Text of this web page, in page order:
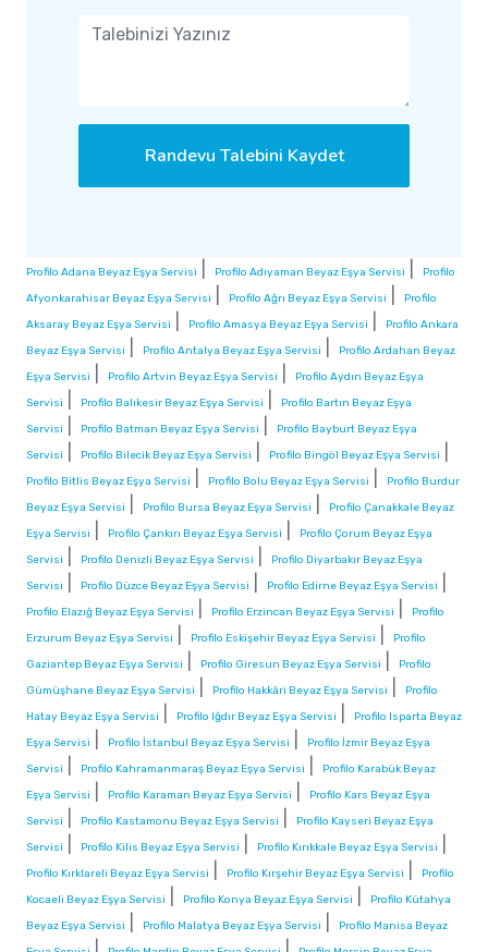
Randevu Talebini Kaydet
Profilo Adana Beyaz Eşya Servisi Profilo Adıyaman Beyaz Eşya Servisi
Profilo
Afyonkarahisar Beyaz Eşya Servisi
Profilo Ağrı Beyaz Eşya Servisi
Profilo
Aksaray Beyaz Eşya Servisi
Profilo Amasya Beyaz Eşya Servisi
Profilo Ankara
Beyaz Eşya Servisi
Profilo Antalya Beyaz Eşya Servisi
Profilo Ardahan Beyaz
Eşya Servisi
Profilo Artvin Beyaz Eşya Servisi
Profilo Aydın Beyaz Eşya
Servisi
Profilo Balıkesir Beyaz Eşya Servisi
Profilo Bartın Beyaz Eşya
Servisi
Profilo Batman Beyaz Eşya Servisi
Profilo Bayburt Beyaz Eşya
Servisi
Profilo Bilecik Beyaz Eşya Servisi Profilo Bingöl Beyaz Eşya Servisi
Profilo Bitlis Beyaz Eşya Servisi Profilo Bolu Beyaz Eşya Servisi
Profilo Burdur
Beyaz Eşya Servisi
Profilo Bursa Beyaz Eşya Servisi
Profilo Çanakkale Beyaz
Eşya Servisi
Profilo Çankırı Beyaz Eşya Servisi
Profilo Çorum Beyaz Eşya
Servisi
Profilo Denizli Beyaz Eşya Servisi
Profilo Diyarbakır Beyaz Eşya
Servisi
Profilo Düzce Beyaz Eşya Servisi Profilo Edirne Beyaz Eşya Servisi
Profilo Elazığ Beyaz Eşya Servisi Profilo Erzincan Beyaz Eşya Servisi
Profilo
Erzurum Beyaz Eşya Servisi
Profilo Eskişehir Beyaz Eşya Servisi
Profilo
Gaziantep Beyaz Eşya Servisi
Profilo Giresun Beyaz Eşya Servisi
Profilo
Gümüşhane Beyaz Eşya Servisi
Profilo Hakkâri Beyaz Eşya Servisi
Profilo
Hatay Beyaz Eşya Servisi
Profilo Iğdır Beyaz Eşya Servisi
Profilo Isparta Beyaz
Eşya Servisi
Profilo İstanbul Beyaz Eşya Servisi
Profilo İzmir Beyaz Eşya
Servisi
Profilo Kahramanmaraş Beyaz Eşya Servisi
Profilo Karabük Beyaz
Eşya Servisi
Profilo Karaman Beyaz Eşya Servisi
Profilo Kars Beyaz Eşya
Servisi
Profilo Kastamonu Beyaz Eşya Servisi
Profilo Kayseri Beyaz Eşya
Servisi
Profilo Kilis Beyaz Eşya Servisi Profilo Kırıkkale Beyaz Eşya Servisi
Profilo Kırklareli Beyaz Eşya Servisi Profilo Kırşehir Beyaz Eşya Servisi
Profilo
Kocaeli Beyaz Eşya Servisi
Profilo Konya Beyaz Eşya Servisi
Profilo Kütahya
Beyaz Eşya Servisi
Profilo Malatya Beyaz Eşya Servisi
Profilo Manisa Beyaz